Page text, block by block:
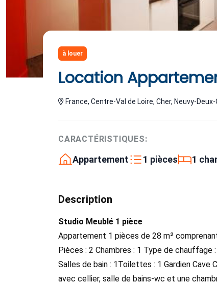
à louer
Location
France, Centre-Val de Loire, Cher, Neuvy-
CARACTÉRISTIQUES:
Appartement 1 pièces 1
Description
Studio Meublé 1 pièce
Appartement 1 pièces de 28 m²
Pièces : 2 Chambres : 1 Type de chauffage :
Salles de bain : 1Toilettes : 1 Gardien Cave
avec cellier, salle de bains-wc et une